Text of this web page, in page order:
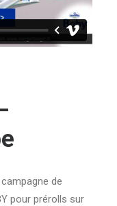
de
pour prérolls sur